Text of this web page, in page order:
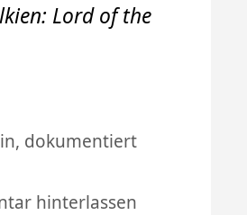
Lord of the
, dokumentiert
hinterlassen